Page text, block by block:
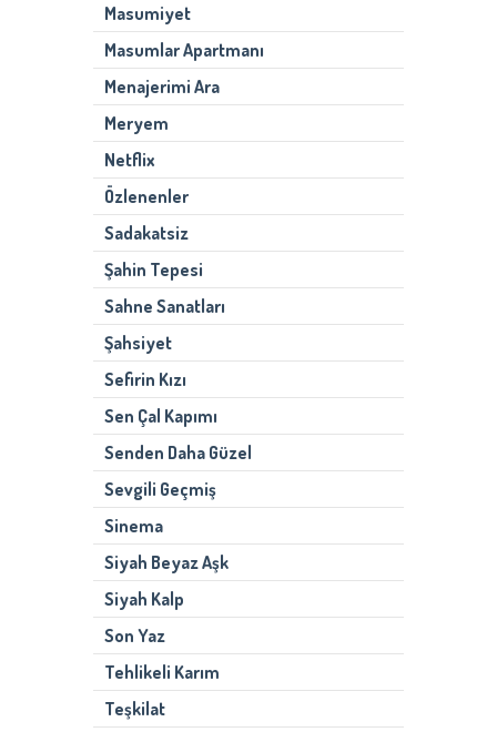
Masumiyet
Masumlar Apartmanı
Menajerimi Ara
Meryem
Netflix
Özlenenler
Sadakatsiz
Şahin Tepesi
Sahne Sanatları
Şahsiyet
Sefirin Kızı
Sen Çal Kapımı
Senden Daha Güzel
Sevgili Geçmiş
Sinema
Siyah Beyaz Aşk
Siyah Kalp
Son Yaz
Tehlikeli Karım
Teşkilat